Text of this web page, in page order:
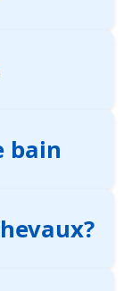
bain